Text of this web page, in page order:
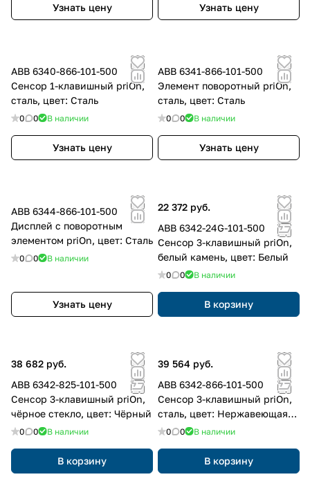
Узнать цену Узнать цену
ABB 6340-866-101-500
Сенсор 1-клавишный priOn,
сталь, цвет: Сталь
0 0 В наличии
Узнать цену
ABB 6341-866-101-500
Элемент поворотный priOn,
сталь, цвет: Сталь
0 0 В наличии
Узнать цену
ABB 6344-866-101-500
Дисплей с поворотным
элементом priOn, цвет: Сталь
0 0 В наличии
Узнать цену
22 372 руб.
ABB 6342-24G-101-500
Сенсор 3-клавишный priOn,
белый камень, цвет: Белый
0 0 В наличии
В корзину
38 682 руб.
ABB 6342-825-101-500
Сенсор 3-клавишный priOn,
чёрное стекло, цвет: Чёрный
0 0 В наличии
В корзину
39 564 руб.
ABB 6342-866-101-500
Сенсор 3-клавишный priOn,
сталь, цвет: Нержавеющая
сталь
0 0 В наличии
В корзину